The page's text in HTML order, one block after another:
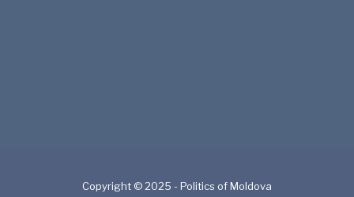
Copyright © 2025 - Politics of Moldova